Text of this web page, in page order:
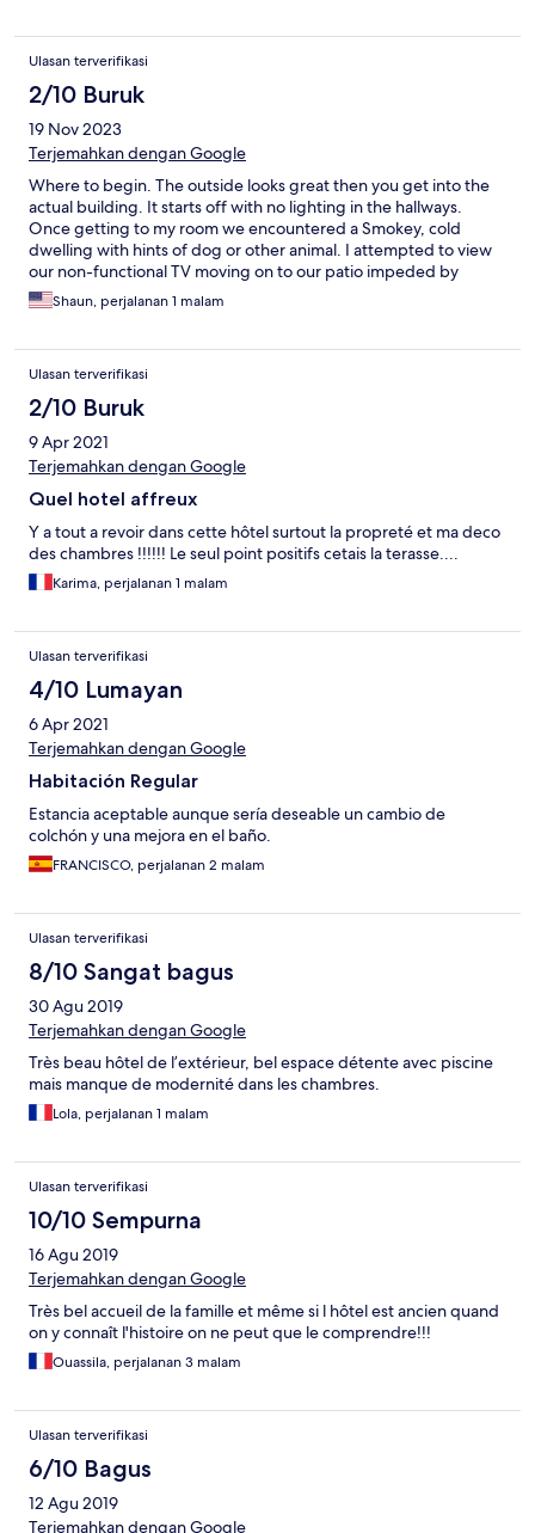
Ulasan terverifikasi
2/10 Buruk
19 Nov 2023
Terjemahkan dengan Google
Where to begin. The outside looks great then you get into the
actual building. It starts off with no lighting in the hallways.
Once getting to my room we encountered a Smokey, cold
dwelling with hints of dog or other animal. I attempted to view
our non-functional TV moving on to our patio impeded by
plastic lounge chairs stacked up to the ceiling . Making our way
to the bathroom we encountered someone’s underwear left on
floor of stagnant water. We made our way to the hard spring
mattress, as I laid my head on the paper-thin pillow the feeling
of concern over personal safety washed over me quickly and I
decided to place a chair in front of the door. I tried contacting
Expedia to get out of there but the reservation was non-
refundable so I drank myself to sleep. Naturally, I’m a light
between 11-2 when the paper thin walls could not contain the
sound of neighboring residents arguing in the hallway. Worst
place I’ve stayed in in my whole life.
Shaun, perjalanan 1 malam
Ulasan terverifikasi
2/10 Buruk
9 Apr 2021
Terjemahkan dengan Google
Quel hotel affreux
Y a tout a revoir dans cette hôtel surtout la propreté et ma deco
des chambres !!!!!! Le seul point positifs cetais la terasse....
Karima, perjalanan 1 malam
Ulasan terverifikasi
4/10 Lumayan
6 Apr 2021
Terjemahkan dengan Google
Habitación Regular
Estancia aceptable aunque sería deseable un cambio de
colchón y una mejora en el baño.
FRANCISCO, perjalanan 2 malam
Ulasan terverifikasi
8/10 Sangat bagus
30 Agu 2019
Terjemahkan dengan Google
Très beau hôtel de l’extérieur, bel espace détente avec piscine
mais manque de modernité dans les chambres.
Lola, perjalanan 1 malam
Ulasan terverifikasi
10/10 Sempurna
16 Agu 2019
Terjemahkan dengan Google
Très bel accueil de la famille et même si l hôtel est ancien quand
on y connaît l'histoire on ne peut que le comprendre!!!
Ouassila, perjalanan 3 malam
Ulasan terverifikasi
6/10 Bagus
12 Agu 2019
Terjemahkan dengan Google